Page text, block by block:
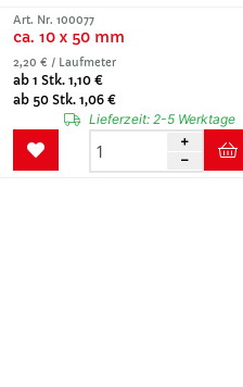
Art. Nr. 100077
ca. 10 x 50 mm
2,20 € / Laufmeter
ab 1 Stk. 1,10 €
ab 50 Stk. 1,06 €
Lieferzeit: 2-5 Werktage